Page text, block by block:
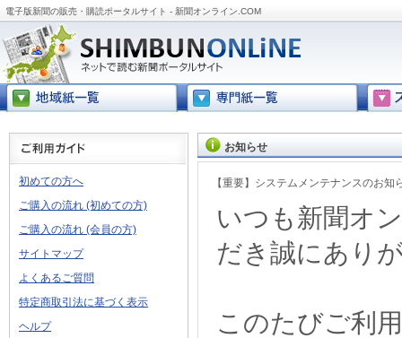
電子版新聞の販売・購読ポータルサイト - 新聞オンライン.COM
初めての方へ
ご購入の流れ (初めての方)
ご購入の流れ (会員の方)
サイトマップ
よくあるご質問
特定商取引法に基づく表示
ヘルプ
お知らせ
【重要】システムメンテナンスのお知
いつも新聞オ
だき誠にあり
このたびご利